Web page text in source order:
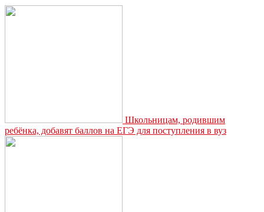
Школьницам, родившим
ребёнка, добавят баллов на ЕГЭ для поступления в вуз